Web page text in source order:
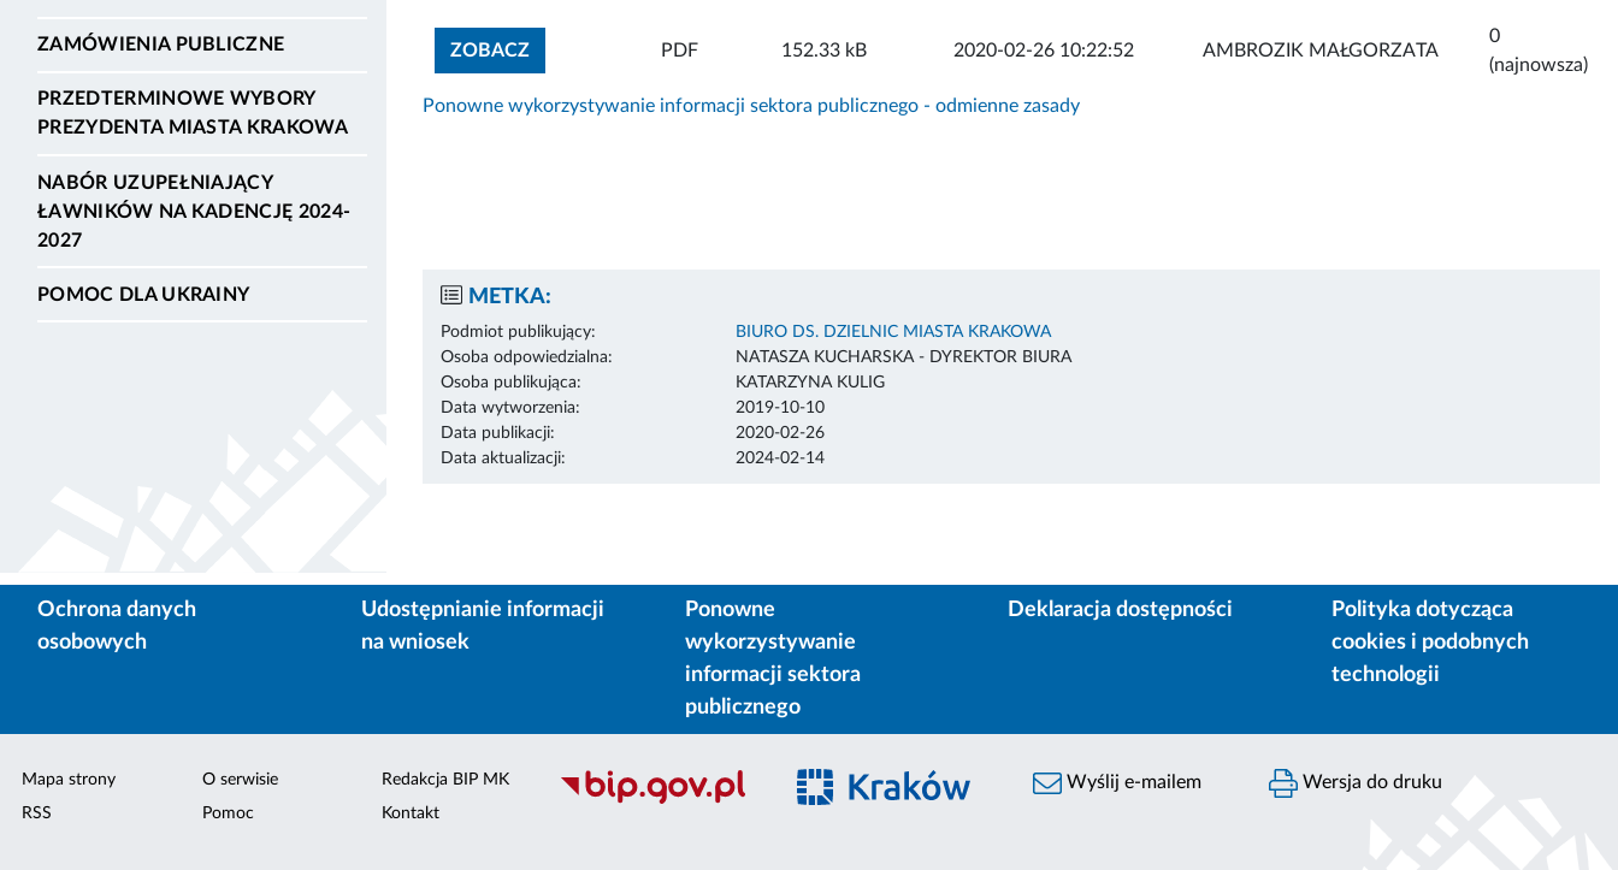
ZAMÓWIENIA PUBLICZNE
PRZEDTERMINOWE WYBORY
PREZYDENTA MIASTA KRAKOWA
NABÓR UZUPEŁNIAJĄCY
ŁAWNIKÓW NA KADENCJĘ 2024-
2027
POMOC DLA UKRAINY
ZOBACZZOBACZ ZAŁĄCZNIK
PDF 152.33 kB 2020-02-26 10:22:52 AMBROZIK MAŁGORZATA
0
(najnowsza)
Ponowne wykorzystywanie informacji sektora publicznego - odmienne zasady
METKA:
Podmiot publikujący:
BIURO DS. DZIELNIC MIASTA KRAKOWA
Osoba odpowiedzialna:
NATASZA KUCHARSKA - DYREKTOR BIURA
Osoba publikująca:
KATARZYNA KULIG
Data wytworzenia:
2019-10-10
Data publikacji:
2020-02-26
Data aktualizacji:
2024-02-14
Ochrona danych
osobowych
Udostępnianie informacji
na wniosek
Ponowne
wykorzystywanie
informacji sektora
publicznego
Deklaracja dostępności
Polityka dotycząca
cookies i podobnych
technologii
Mapa strony
RSS
O serwisie
Pomoc
Redakcja BIP MK
Kontakt
Wyślij e-mailem Wersja do druku